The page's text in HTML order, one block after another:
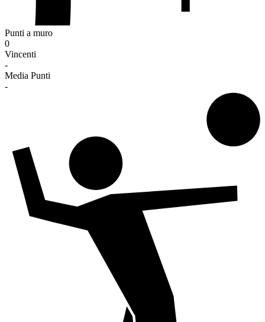
Punti a muro
0
Vincenti
-
Media Punti
-